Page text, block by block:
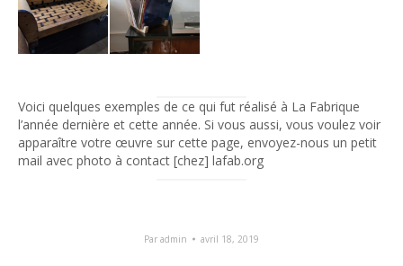
Voici quelques exemples de ce qui fut réalisé à La Fabrique
l’année dernière et cette année. Si vous aussi, vous voulez voir
apparaître votre œuvre sur cette page, envoyez-nous un petit
mail avec photo à contact [chez] lafab.org
Par admin avril 18, 2019